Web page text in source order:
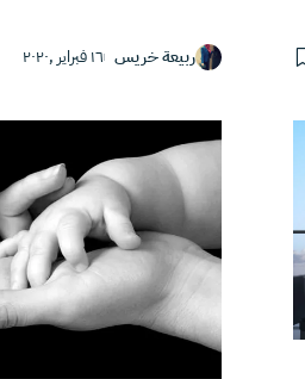
ربيعة خريس ١٦ فبراير ,٢٠٢٠